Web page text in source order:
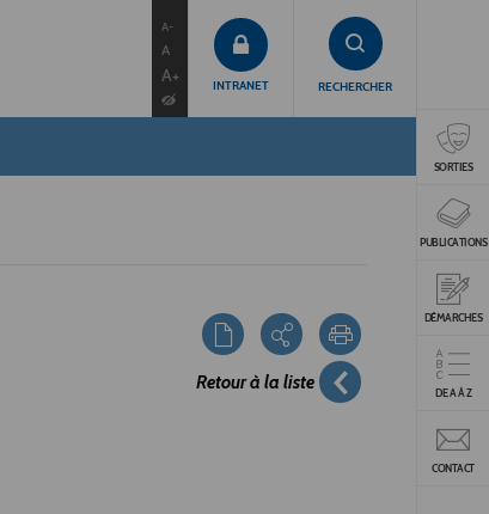
A-
A
A+ INTRANET RECHERCHER
SORTIES
PUBLICATIONS
DÉMARCHES
DE A À Z
CONTACT
Retour à la liste